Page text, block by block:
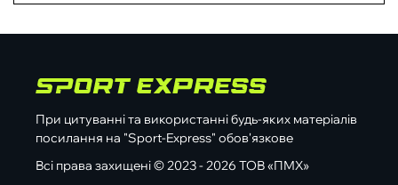
При цитуванні та використанні будь-яких матеріалів
посилання на "Sport-Express" обов'язкове
Всі права захищені © 2023 - 2026 ТОВ «ПМХ»